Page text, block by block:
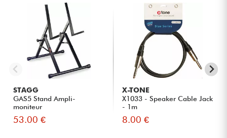
STAGG
GAS5 Stand Ampli-
moniteur
53.00 €
X-TONE
X1033 - Speaker Cable Jack
- 1m
8.00 €